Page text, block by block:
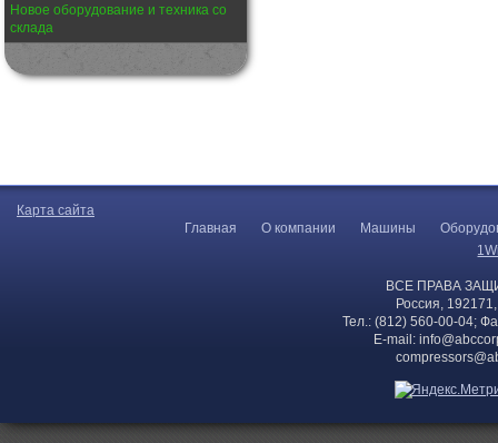
Новое оборудование и техника со
склада
Карта сайта
Главная
О компании Машины
ВСЕ ПРАВА
Россия,
Тел.: (812) 560-00-04;
E-mail: